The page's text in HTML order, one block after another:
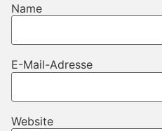
Name
E-Mail-Adresse
Website